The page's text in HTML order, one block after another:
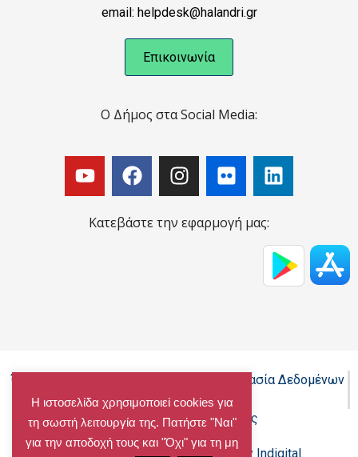
email: helpdesk@halandri.gr
Επικοινωνία
Ο Δήμος στα Social Media:
Κατεβάστε την εφαρμογή μας:
Όροι Χρήσης - Πολιτική Cookies - Προστασία Δεδομένων
Προσωπικού Χαρακτήρα
Δήλωση προσβασιμότητας
Copyright@chalandri.grPowered by Indigital
Η ιστοσελίδα χρησιμοποιεί cookies για
τη σωστή λειτουργία της. Πατήστε "Ναι"
για την αποδοχή τους και "Όχι" για τη μη